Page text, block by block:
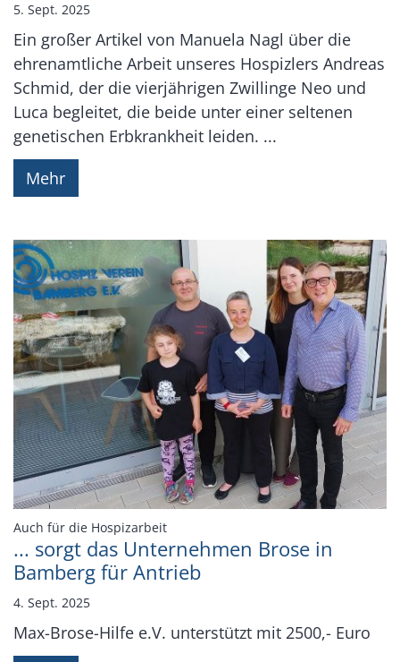
5. Sept. 2025
Ein großer Artikel von Manuela Nagl über die
ehrenamtliche Arbeit unseres Hospizlers Andreas
Schmid, der die vierjährigen Zwillinge Neo und
Luca begleitet, die beide unter einer seltenen
genetischen Erbkrankheit leiden. ...
Mehr
Auch für die Hospizarbeit:
... sorgt das Unternehmen Brose in
Bamberg für Antrieb
4. Sept. 2025
Max-Brose-Hilfe e.V. unterstützt mit 2500,- Euro